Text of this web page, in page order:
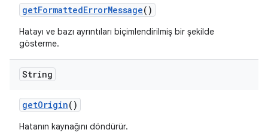
getFormattedErrorMessage()
Hatayı ve bazı ayrıntıları biçimlendirilmiş bir şekilde
gösterme.
String
getOrigin()
Hatanın kaynağını döndürür.